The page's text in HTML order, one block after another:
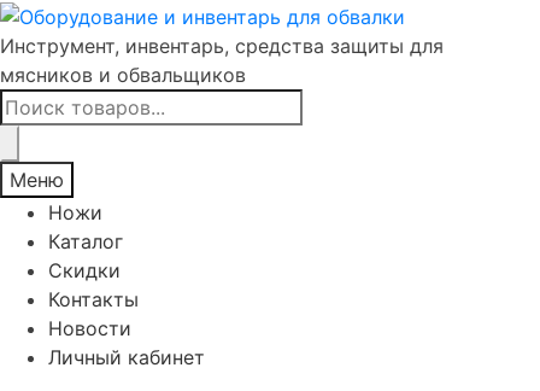
Инструмент, инвентарь, средства защиты для
мясников и обвальщиков
Поиск
товаров
Меню
Ножи
Каталог
Скидки
Контакты
Новости
Личный кабинет